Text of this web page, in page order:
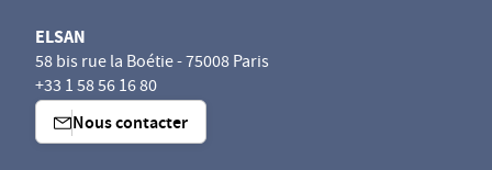
ELSAN
58 bis rue la Boétie - 75008 Paris
+33 1 58 56 16 80
Nous contacter